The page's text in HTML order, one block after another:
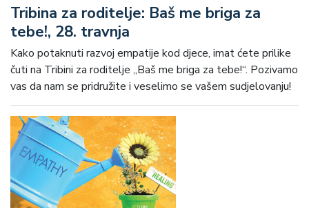
Tribina za roditelje: Baš me briga za
tebe!, 28. travnja
Kako potaknuti razvoj empatije kod djece, imat ćete prilike
čuti na Tribini za roditelje „Baš me briga za tebe!“. Pozivamo
vas da nam se pridružite i veselimo se vašem sudjelovanju!